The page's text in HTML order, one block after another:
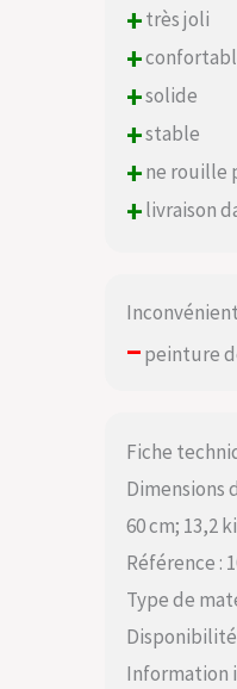
+très joli
+
+solide
+stable
+ne rouille
+livraison
–peinture
Fiche
Dimensions
60 cm; 13,2
Référence :
Type de
Information